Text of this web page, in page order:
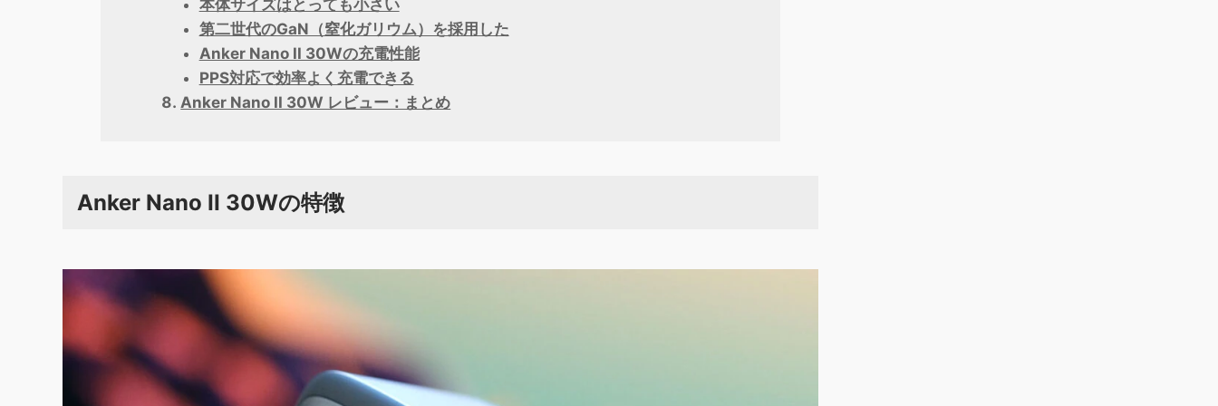
本体サイズはとっても小さい
第二世代のGaN（窒化ガリウム）を採用した
Anker Nano II 30Wの充電性能
PPS対応で効率よく充電できる
Anker Nano II 30W レビュー：まとめ
Anker Nano II 30Wの特徴